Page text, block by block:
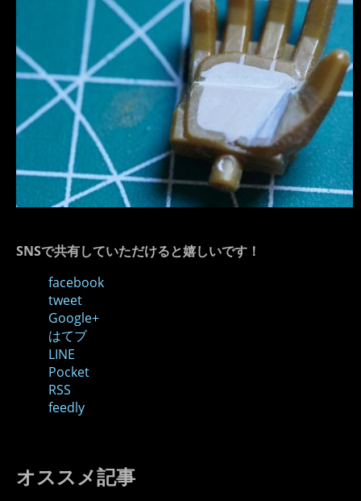
SNSで共有していただけると嬉しいです！
facebook
tweet
Google+
はてブ
LINE
Pocket
RSS
feedly
オススメ記事